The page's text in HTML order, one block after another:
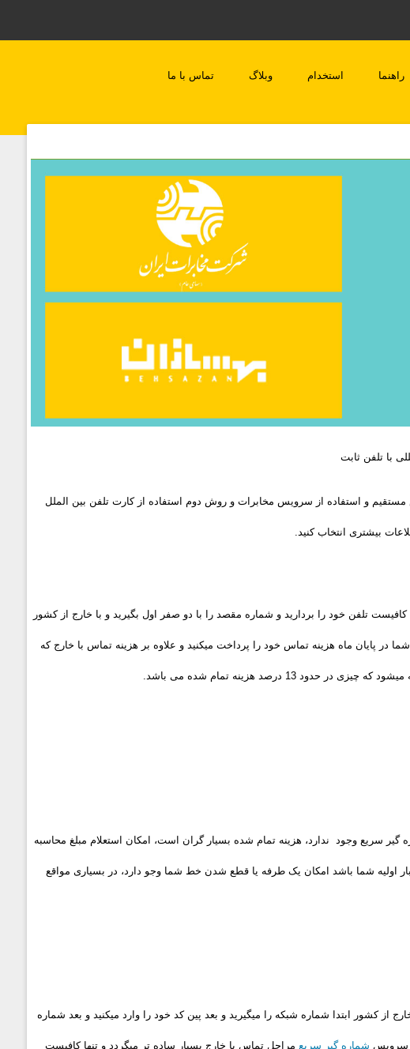
راهنما استخدام وبلاگ تماس با ما
با تلفن ثابت
نمایید. روش اول تماس مستقیم و استفاده از سرویس مخابرات و روش دوم استفاده از کارت تلفن بین الملل
بیشتری انتخاب کنید.
تلفن خود را بردارید و شماره مقصد را با دو صفر اول بگیرید و با خارج از کشور
پایان ماه هزینه تماس خود را پرداخت میکنید و علاوه بر هزینه تماس با خارج که
درصد هزینه تمام شده می باشد.
سریع وجود ندارد، هزینه تمام شده بسیار گران است، امکان استعلام مبلغ محاسبه
اولیه شما باشد امکان یک طرفه یا قطع شدن خط شما وجو دارد، در بسیاری مواقع
از کشور ابتدا شماره شبکه را میگیرید و بعد پین کد خود را وارد میکنید و بعد شماره
سرویس شماره گیر سریع مراحل تماس با خارج بسیار ساده تر میگردد و تنها کافیست